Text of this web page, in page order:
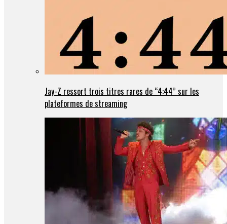
Jay-Z ressort trois titres rares de “4:44” sur les
plateformes de streaming